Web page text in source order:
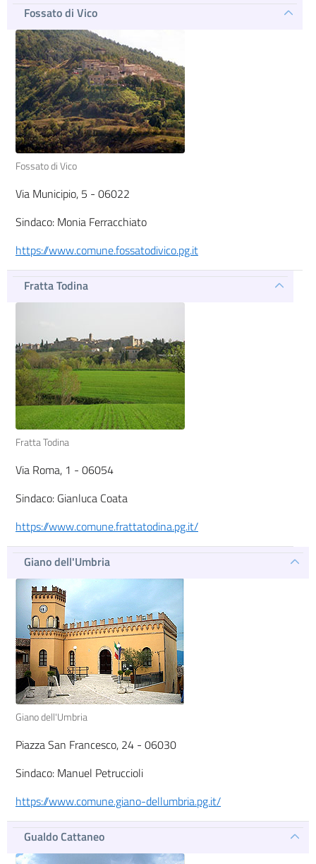
Fossato di Vico
Fossato di Vico
Via Municipio, 5 - 06022
Sindaco: Monia Ferracchiato
https://www.comune.fossatodivico.pg.it
Fratta Todina
Fratta Todina
Via Roma, 1 - 06054
Sindaco: Gianluca Coata
https://www.comune.frattatodina.pg.it/
Giano dell'Umbria
Giano dell'Umbria
Piazza San Francesco, 24 - 06030
Sindaco: Manuel Petruccioli
https://www.comune.giano-dellumbria.pg.it/
Gualdo Cattaneo